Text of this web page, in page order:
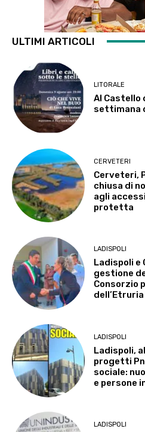
ULTIMI ARTICOLI
LITORALE
Al Castello
settimana
CERVETERI
Cerveteri,
chiusa di
agli
protetta
LADISPOLI
Ladispoli
gestione
Consorzio
LADISPOLI
Ladispoli,
progetti
sociale:
e persone
LADISPOLI